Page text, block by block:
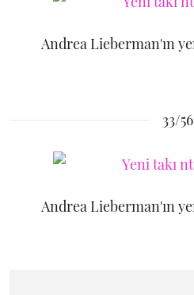
Andrea Lieberman'ın
33/56
Andrea Lieberman'ın